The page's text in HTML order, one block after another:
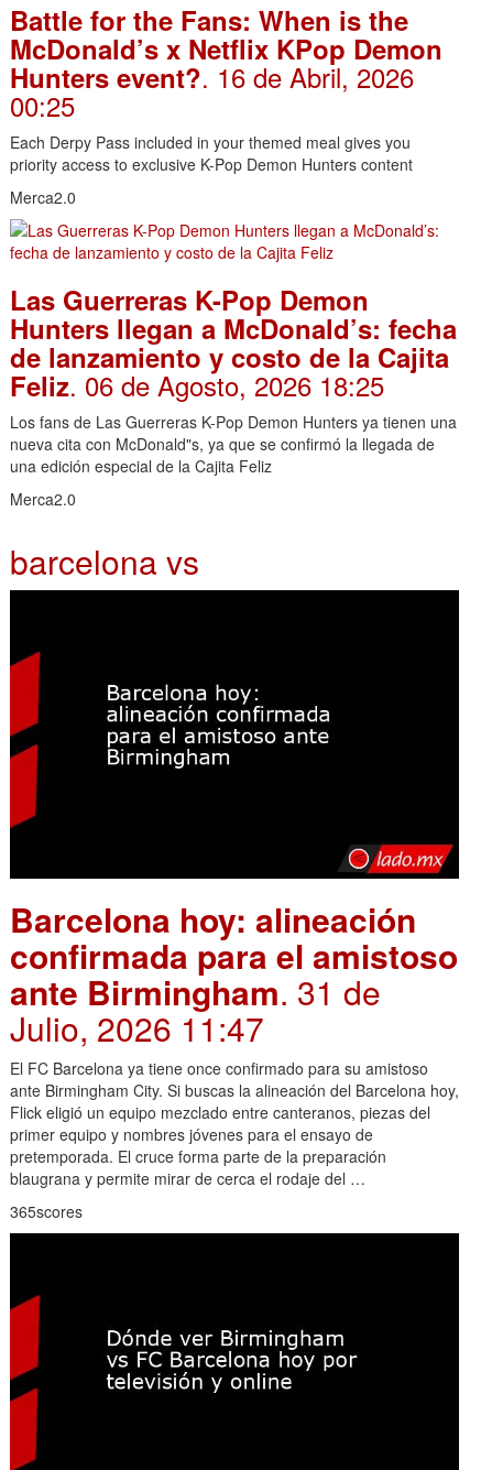
Battle for the Fans: When is the
McDonald’s x Netflix KPop Demon
Hunters event?. 16 de Abril, 2026
00:25
Each Derpy Pass included in your themed meal gives you
priority access to exclusive K-Pop Demon Hunters content
Merca2.0
Las Guerreras K-Pop Demon
Hunters llegan a McDonald’s: fecha
de lanzamiento y costo de la Cajita
Feliz. 06 de Agosto, 2026 18:25
Los fans de Las Guerreras K-Pop Demon Hunters ya tienen una
nueva cita con McDonald"s, ya que se confirmó la llegada de
una edición especial de la Cajita Feliz
Merca2.0
barcelona vs
Barcelona hoy: alineación
confirmada para el amistoso
ante Birmingham. 31 de
Julio, 2026 11:47
El FC Barcelona ya tiene once confirmado para su amistoso
ante Birmingham City. Si buscas la alineación del Barcelona hoy,
Flick eligió un equipo mezclado entre canteranos, piezas del
primer equipo y nombres jóvenes para el ensayo de
pretemporada. El cruce forma parte de la preparación
blaugrana y permite mirar de cerca el rodaje del …
365scores